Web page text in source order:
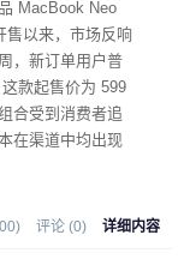
MacBook Neo
售以来，市场反响
，新订单用户普
款起售价为 599
合受到消费者追
在渠道中均出现
评论 (0) 详细内容